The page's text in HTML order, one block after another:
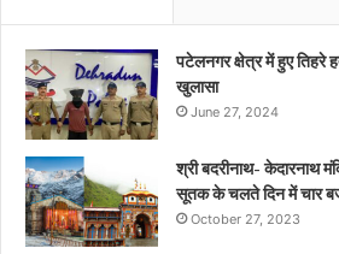
पटेलनगर क्षेत्र में हुए तिहरे
खुलासा
June 27, 2024
श्री बदरीनाथ- केदारनाथ
सूतक के चलते दिन में चार
October 27, 2023